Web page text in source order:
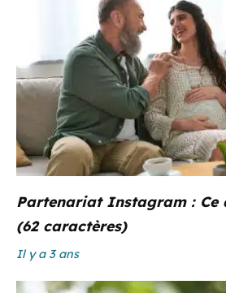
Partenariat Instagram : Ce
(62 caractères)
Il y a 3 ans